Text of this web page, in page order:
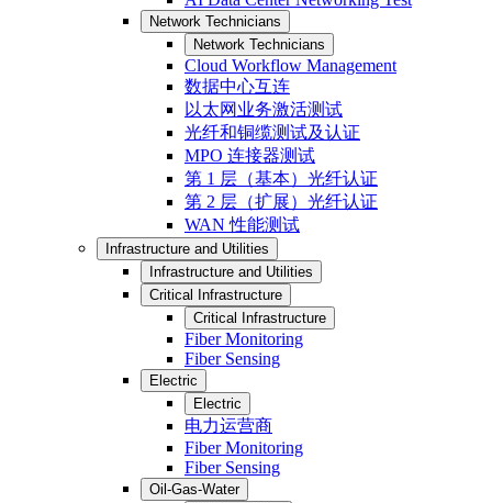
Network Technicians
Network Technicians
Cloud Workflow Management
数据中心互连
以太网业务激活测试
光纤和铜缆测试及认证
MPO 连接器测试
第 1 层（基本）光纤认证
第 2 层（扩展）光纤认证
WAN 性能测试
Infrastructure and Utilities
Infrastructure and Utilities
Critical Infrastructure
Critical Infrastructure
Fiber Monitoring
Fiber Sensing
Electric
Electric
电力运营商
Fiber Monitoring
Fiber Sensing
Oil-Gas-Water